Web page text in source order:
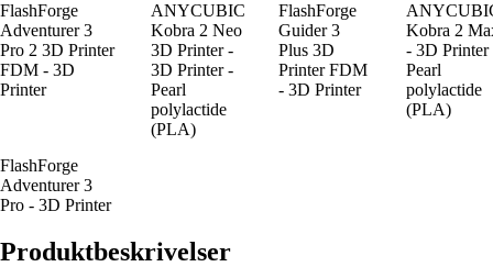
FlashForge
Adventurer 3
Pro 2 3D Printer
FDM - 3D
Printer
ANYCUBIC
Kobra 2 Neo
3D Printer -
3D Printer -
Pearl
polylactide
(PLA)
FlashForge
Guider 3
Plus 3D
Printer FDM
- 3D Printer
Kobra 2
- 3D Printer
Pearl
polylactide
(PLA)
FlashForge
Adventurer 3
Pro - 3D Printer
Produktbeskrivelser